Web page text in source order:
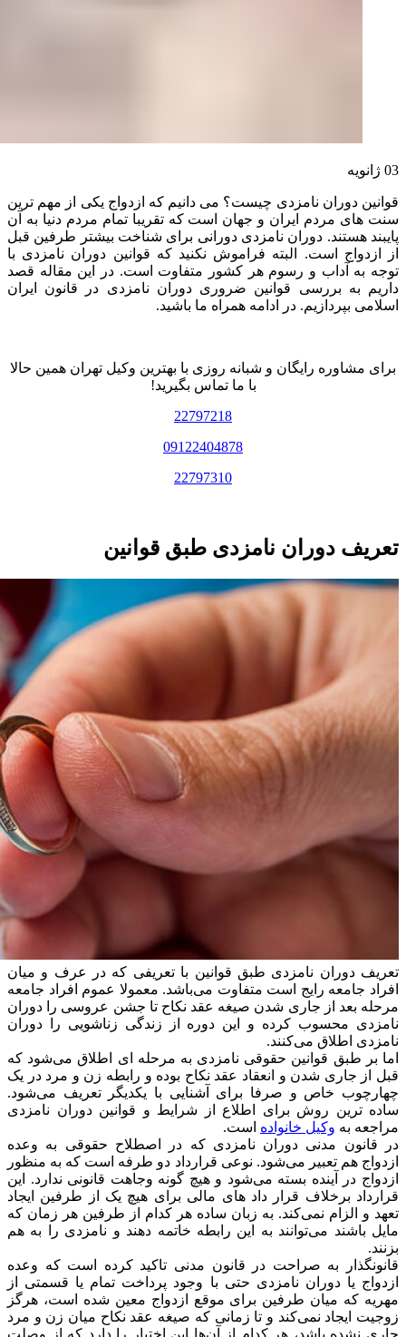
03 ژانویه
قوانین دوران نامزدی چیست؟ می دانیم که ازدواج یکی از مهم ترین
سنت های مردم ایران و جهان است که تقریبا تمام مردم دنیا به آن
پایبند هستند. دوران نامزدی دورانی برای شناخت بیشتر طرفین قبل
از ازدواج است. البته فراموش نکنید که قوانین دوران نامزدی با
توجه به آداب و رسوم هر کشور متفاوت است. در این مقاله قصد
داریم به بررسی قوانین ضروری دوران نامزدی در قانون ایران
اسلامی بپردازیم. در ادامه همراه ما باشید.
برای مشاوره رایگان و شبانه روزی با بهترین وکیل تهران همین حالا
با ما تماس بگیرید!
22797218
09122404878
22797310
تعریف دوران نامزدی طبق قوانین
تعریف دوران نامزدی طبق قوانین با تعریفی که در عرف و میان
افراد جامعه رایج است متفاوت می‌باشد. معمولا عموم افراد جامعه
مرحله بعد از جاری شدن صیغه عقد‌ نکاح تا جشن عروسی را دوران
نامزدی محسوب کرده و این دوره از زندگی زناشویی را دوران
نامزدی اطلاق می‌کنند.
اما بر طبق قوانین حقوقی نامزدی به مرحله ای اطلاق می‌شود که
قبل از جاری شدن و انعقاد عقد نکاح بوده و رابطه زن و مرد در یک
چهارچوب خاص و صرفا برای آشنایی با یکدیگر تعریف می‌شود.
ساده ترین روش برای اطلاع از شرایط و قوانین دوران نامزدی
مراجعه به وکیل خانواده است.
در قانون مدنی دوران نامزدی که در اصطلاح حقوقی به وعده
ازدواج هم تعبیر می‌شود. نوعی قرارداد دو طرفه است که به منظور
ازدواج در آینده بسته می‌شود و هیچ گونه وجاهت قانونی ندارد. این
قرارداد برخلاف قرار داد های مالی برای هیچ یک از طرفین ایجاد
تعهد و الزام نمی‌کند. به زبان ساده هر کدام از طرفین هر زمان که
مایل باشند می‌توانند به این رابطه خاتمه دهند و نامزدی را به هم
بزنند.
قانونگذار به صراحت در قانون مدنی تاکید کرده است که وعده
ازدواج یا دوران نامزدی حتی با وجود پرداخت تمام یا قسمتی از
مهریه که میان طرفین برای موقع ازدواج معین شده است، هرگز
زوجیت ایجاد نمی‌کند و تا زمانی که صیغه عقد نکاح میان زن و مرد
جاری نشده باشد، هر کدام از آن‌ها این اختیار را دارد که از وصلت